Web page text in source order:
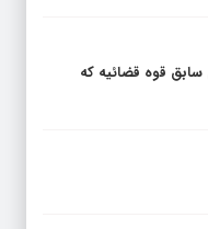
سابق قوه قضائیه که